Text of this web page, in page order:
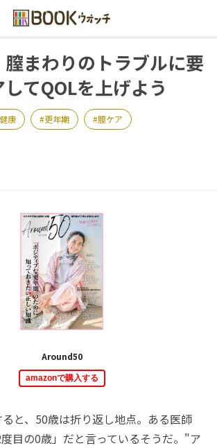
まわりのトラブルに要
てQOLを上げよう
健康 更年期 膣ケア
Around50
amazonで購入する
と、50歳は折り返し地点。ある医師
目の0歳」だと言っているそうだ。"ア